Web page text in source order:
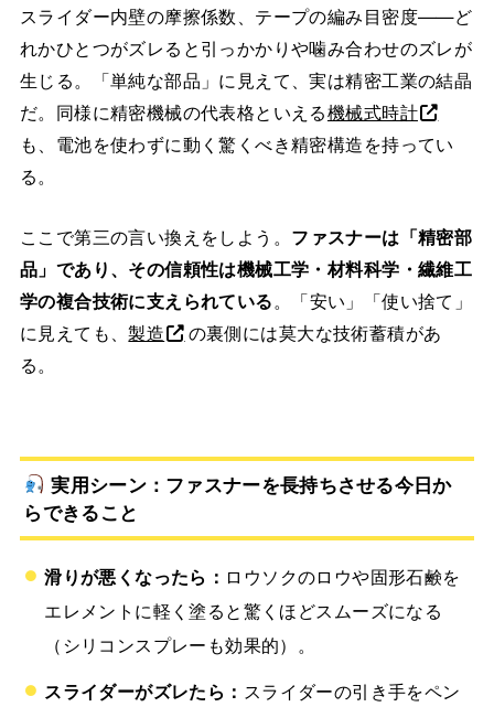
スライダー内壁の摩擦係数、テープの編み目密度——ど
れかひとつがズレると引っかかりや噛み合わせのズレが
生じる。「単純な部品」に見えて、実は精密工業の結晶
だ。同様に精密機械の代表格といえる機械式時計
も、電池を使わずに動く驚くべき精密構造を持ってい
る。
ここで第三の言い換えをしよう。 ファスナーは「精密部
品」であり、その信頼性は機械工学・材料科学・繊維工
学の複合技術に支えられている。「安い」「使い捨て」
に見えても、製造
の裏側には莫大な技術蓄積があ
る。
実用シーン：ファスナーを長持ちさせる今日か
らできること
滑りが悪くなったら： ロウソクのロウや固形石鹸を
エレメントに軽く塗ると驚くほどスムーズになる
（シリコンスプレーも効果的）。
スライダーがズレたら： スライダーの引き手をペン